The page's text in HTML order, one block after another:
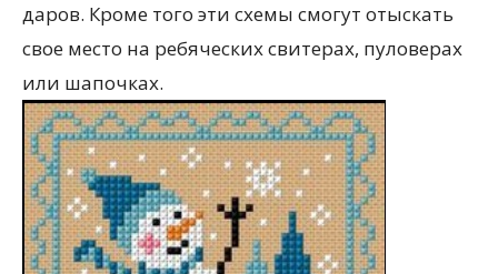
даров. Кроме того эти схемы смогут отыскать
свое место на ребяческих свитерах, пуловерах
или шапочках.